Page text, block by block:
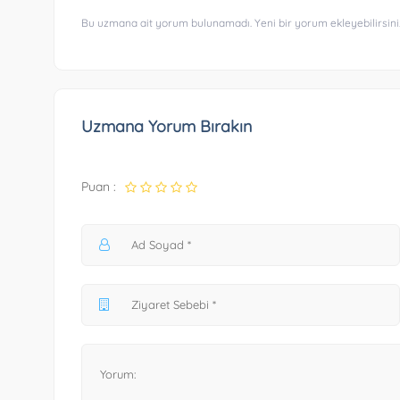
Bu uzmana ait yorum bulunamadı. Yeni bir yorum
Uzmana Yorum Bırakın
Puan :